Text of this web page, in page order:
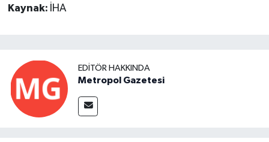
Kaynak: İHA
EDITÖR HAKKINDA
Metropol Gazetesi